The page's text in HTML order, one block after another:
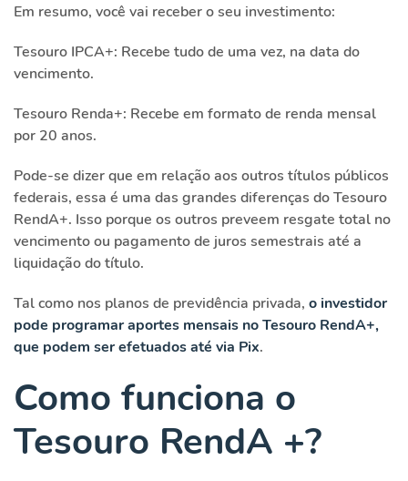
Em resumo, você vai receber o seu investimento:
Tesouro IPCA+: Recebe tudo de uma vez, na data do
vencimento.
Tesouro Renda+: Recebe em formato de renda mensal
por 20 anos.
Pode-se dizer que em relação aos outros títulos públicos
federais, essa é uma das grandes diferenças do Tesouro
RendA+. Isso porque os outros preveem resgate total no
vencimento ou pagamento de juros semestrais até a
liquidação do título.
Tal como nos planos de previdência privada, o investidor
pode programar aportes mensais no Tesouro RendA+,
que podem ser efetuados até via Pix.
Como funciona o
Tesouro RendA +?